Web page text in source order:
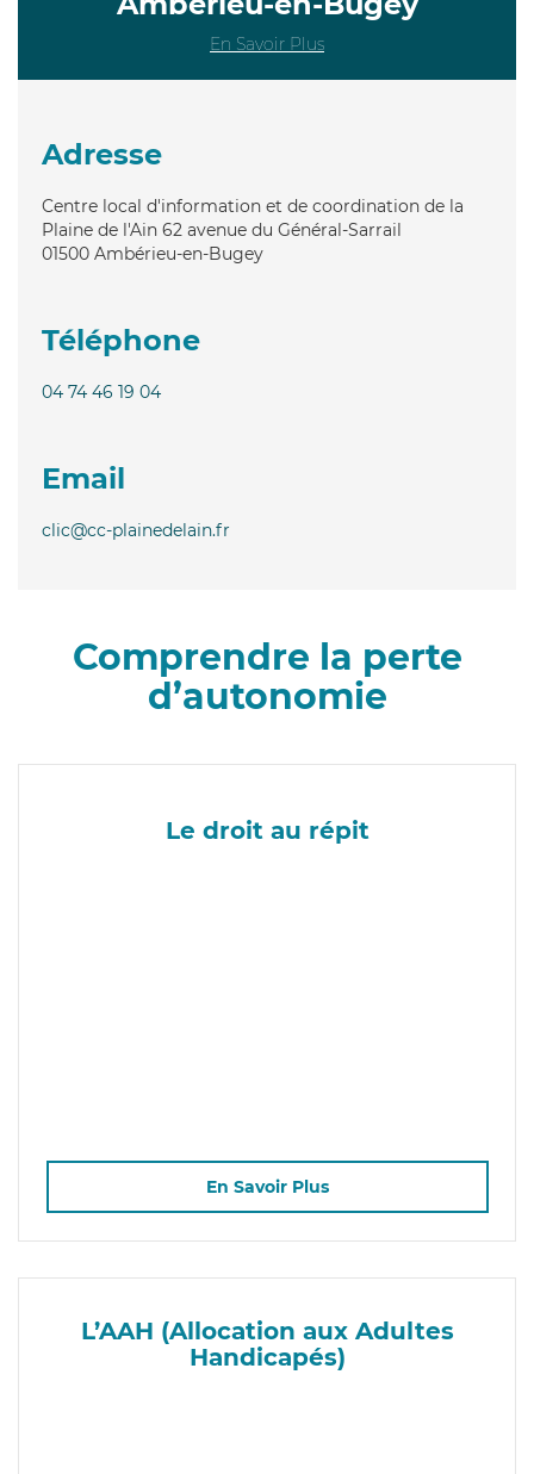
En Savoir Plus
Adresse
Centre local d'information et de coordination de la
Plaine de l'Ain 62 avenue du Général-Sarrail
01500 Ambérieu-en-Bugey
Téléphone
04 74 46 19 04
Email
clic@cc-plainedelain.fr
Comprendre la perte
d’autonomie
Le droit au répit
En Savoir Plus
L’AAH (Allocation aux Adultes
Handicapés)